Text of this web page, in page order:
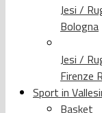
Jesi /
Bologna
Jesi /
Firenze
Sport in
Basket